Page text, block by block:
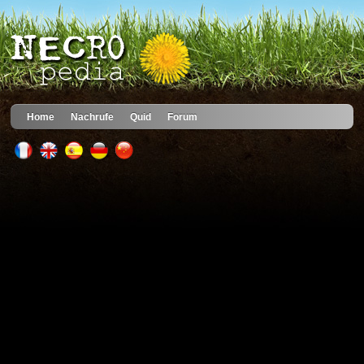
Home Nachrufe Quid Forum